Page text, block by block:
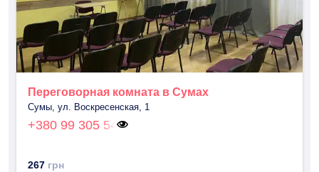
Переговорная комната в Сумах
Сумы, ул. Воскресенская, 1
+380 99 305 54
267 грн